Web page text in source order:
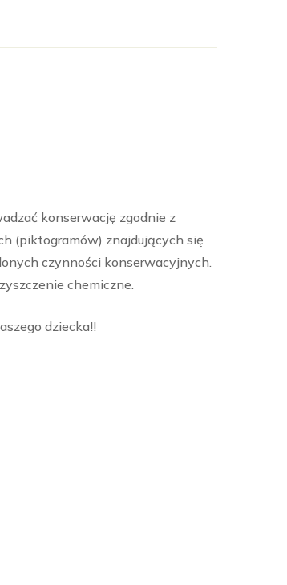
konserwację zgodnie z
(piktogramów) znajdujących się
czynności konserwacyjnych.
chemiczne.
dziecka!!